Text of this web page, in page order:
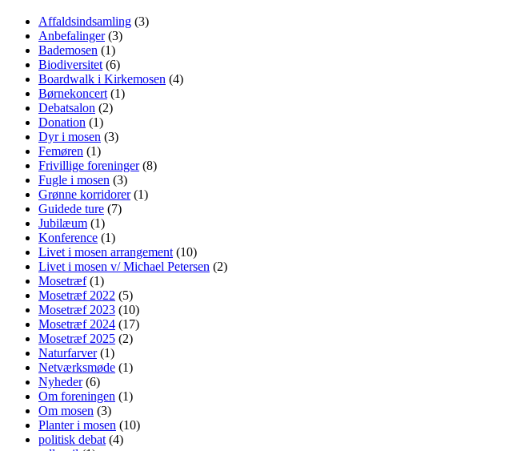
Affaldsindsamling (3)
Anbefalinger(3)
Bademosen (1)
Biodiversitet (6)
Boardwalk i Kirkemosen (4)
Børnekoncert (1)
Debatsalon (2)
Donation (1)
Dyr i mosen (3)
Femøren (1)
Frivillige foreninger(8)
Fugle i mosen (3)
Grønne korridorer(1)
Guidede ture (7)
Jubilæum (1)
Konference (1)
Livet i mosen arrangement (10)
Livet i mosen v/ Michael Petersen (2)
Mosetræf(1)
Mosetræf 2022 (5)
Mosetræf 2023 (10)
Mosetræf 2024 (17)
Mosetræf 2025 (2)
Naturfarver(1)
Netværksmøde (1)
Nyheder(6)
Om foreningen (1)
Om mosen (3)
Planter i mosen (10)
politisk debat (4)